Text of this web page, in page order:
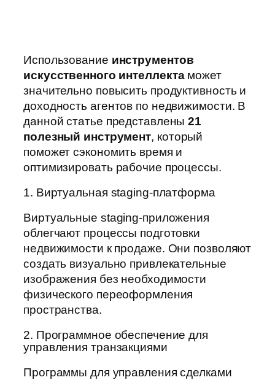
Использование инструментов
искусственного интеллектаможет
значительно повысить продуктивность и
доходность агентов по недвижимости. В
данной статье представлены21
полезный инструмент, который
поможет сэкономить время и
оптимизировать рабочие процессы.
1. Виртуальная staging-платформа
Виртуальные staging-приложения
облегчают процессы подготовки
недвижимости к продаже. Они позволяют
создать визуально привлекательные
изображения без необходимости
физического переоформления
пространства.
2. Программное обеспечение для
управления транзакциями
Программы для управления сделками